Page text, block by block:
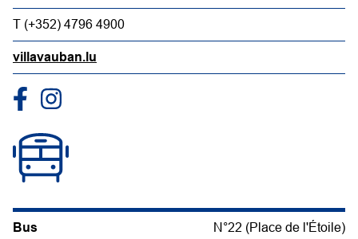
T (+352) 4796 4900
villavauban.lu
Bus N°22 (Place de l'Étoile)